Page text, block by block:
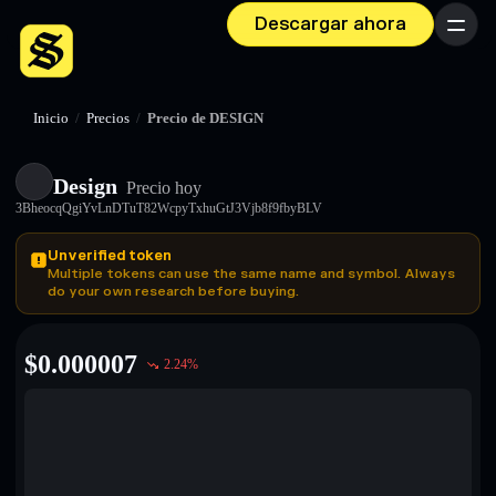
Descargar ahora Menú
Inicio / Precios / Precio de DESIGN
Design Precio hoy
3BheocqQgiYvLnDTuT82WcpyTxhuGtJ3Vjb8f9fbyBLV
Unverified token
Multiple tokens can use the same name and symbol. Always
do your own research before buying.
$0.000007 2.24%